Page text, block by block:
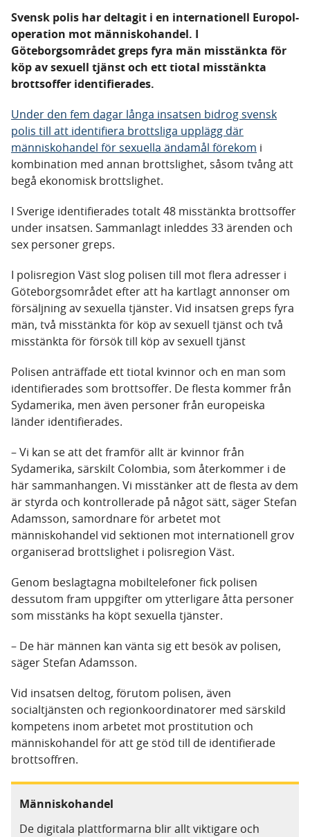
Svensk polis har deltagit i en internationell Europol-
operation mot människohandel. I
Göteborgsområdet greps fyra män misstänkta för
köp av sexuell tjänst och ett tiotal misstänkta
brottsoffer identifierades.
Under den fem dagar långa insatsen bidrog svensk
polis till att identifiera brottsliga upplägg där
människohandel för sexuella ändamål förekom i
kombination med annan brottslighet, såsom tvång att
begå ekonomisk brottslighet.
I Sverige identifierades totalt 48 misstänkta brottsoffer
under insatsen. Sammanlagt inleddes 33 ärenden och
sex personer greps.
I polisregion Väst slog polisen till mot flera adresser i
Göteborgsområdet efter att ha kartlagt annonser om
försäljning av sexuella tjänster. Vid insatsen greps fyra
män, två misstänkta för köp av sexuell tjänst och två
misstänkta för försök till köp av sexuell tjänst
Polisen anträffade ett tiotal kvinnor och en man som
identifierades som brottsoffer. De flesta kommer från
Sydamerika, men även personer från europeiska
länder identifierades.
– Vi kan se att det framför allt är kvinnor från
Sydamerika, särskilt Colombia, som återkommer i de
här sammanhangen. Vi misstänker att de flesta av dem
är styrda och kontrollerade på något sätt, säger Stefan
Adamsson, samordnare för arbetet mot
människohandel vid sektionen mot internationell grov
organiserad brottslighet i polisregion Väst.
Genom beslagtagna mobiltelefoner fick polisen
dessutom fram uppgifter om ytterligare åtta personer
som misstänks ha köpt sexuella tjänster.
– De här männen kan vänta sig ett besök av polisen,
säger Stefan Adamsson.
Vid insatsen deltog, förutom polisen, även
socialtjänsten och regionkoordinatorer med särskild
kompetens inom arbetet mot prostitution och
människohandel för att ge stöd till de identifierade
brottsoffren.
Människohandel
De digitala plattformarna blir allt viktigare och